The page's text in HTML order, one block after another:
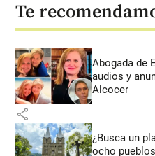
Te
Abogada de
audios y
Alcocer
share
¿Busca un
ocho